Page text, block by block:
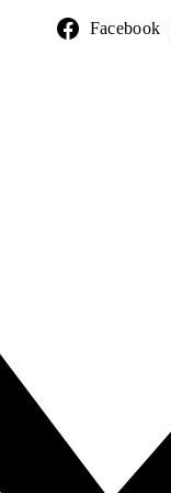
Facebook